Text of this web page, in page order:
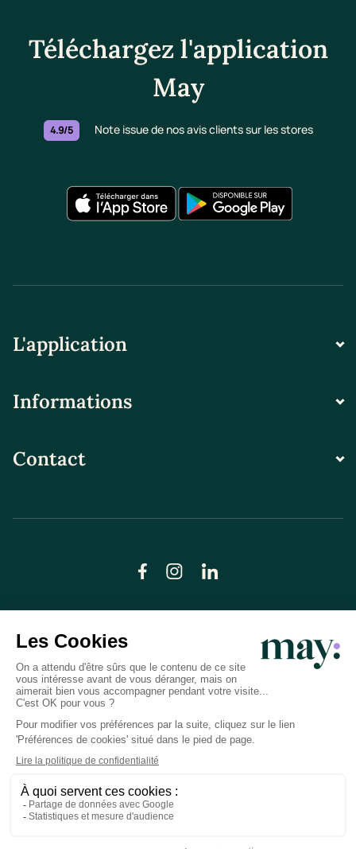
Téléchargez l'application
May
4.9/5 Note issue de nos avis clients sur les stores
L'application
Informations
Contact
© LN CARE 2026
Politique de confidentialité
Conditions générales d’utilisation
Plan du site
Crédits photos